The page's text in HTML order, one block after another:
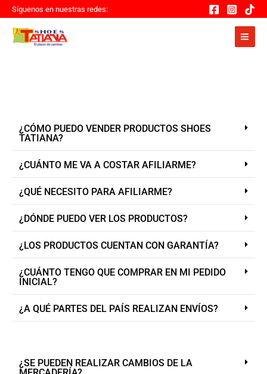
contenido
Síguenos en nuestras redes:
¿CÓMO PUEDO VENDER PRODUCTOS SHOES
TATIANA?
¿CUÁNTO ME VA A COSTAR AFILIARME?
¿QUÉ NECESITO PARA AFILIARME?
¿DÓNDE PUEDO VER LOS PRODUCTOS?
¿LOS PRODUCTOS CUENTAN CON GARANTÍA?
¿CUÁNTO TENGO QUE COMPRAR EN MI PEDIDO
INICIAL?
¿A QUÉ PARTES DEL PAÍS REALIZAN ENVÍOS?
¿SE PUEDEN REALIZAR CAMBIOS DE LA